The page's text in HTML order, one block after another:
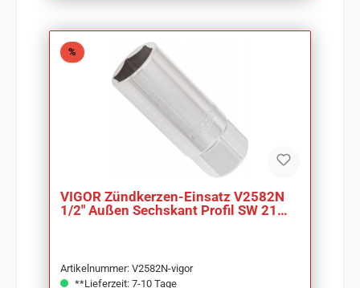
%Rabatt
VIGOR Zündkerzen-Einsatz V2582N
1/2" Außen Sechskant Profil SW 21
Artikelnummer: V2582N-vigor
**Lieferzeit: 7-10 Tage